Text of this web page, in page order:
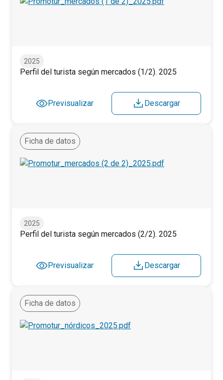
2025
Perfil del turista según mercados (1/2). 2025
Previsualizar Descargar
Ficha de datos
2025
Perfil del turista según mercados (2/2). 2025
Previsualizar Descargar
Ficha de datos